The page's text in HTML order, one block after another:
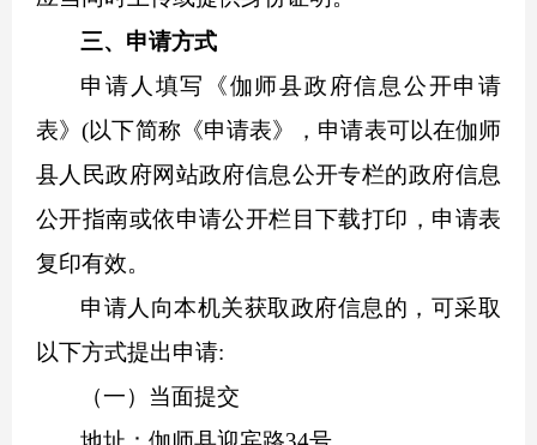
三、申请方式
申请人填写《伽师县政府信息公开申请
表》(以下简称《申请表》，申请表可以在伽师
县人民政府网站政府信息公开专栏的政府信息
公开指南或依申请公开栏目下载打印，申请表
复印有效。
申请人向本机关获取政府信息的，可采取
以下方式提出申请:
（一）当面提交